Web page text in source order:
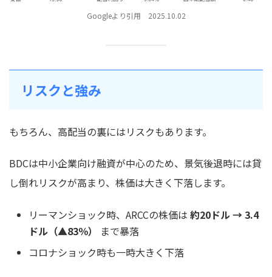
Googleより引用 2025.10.02
リスクと強み
もちろん、高配当の裏にはリスクもあります。
BDCは中小企業向け融資が中心のため、景気後退時には貸
し倒れリスクが高まり、株価は大きく下落します。
リーマンショック時、ARCCの株価は 約20ドル → 3.4
ドル（▲83％）
まで暴落
コロナショック時も一時大きく下落